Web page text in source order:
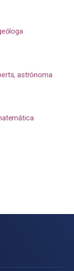
astrónoma